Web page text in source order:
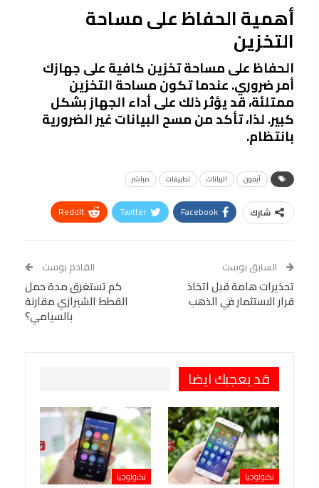
أهمية الحفاظ على مساحة
التخزين
الحفاظ على مساحة تخزين كافية على جهازك
أمر ضروري. عندما تكون مساحة التخزين
ممتلئة، قد يؤثر ذلك على أداء الجهاز بشكل
كبير. لذا، تأكد من مسح البيانات غير الضرورية
بانتظام.
آيفون البيانات تطبيقات مباشر
شارك Facebook
Twitter
ReddIt
Tumblr
البريد الإلكتروني
VK
Digg
LINE
BlackBerry
Viber
السابق بوست
تحذيرات هامة قبل اتخاذ
قرار الاستثمار في الذهب
القادم بوست
كم تستغرق مدة حمل
القطط الشيرازي مقارنة
بالسيامي؟
قد يعجبك ايضا
تكنولوجيا تكنولوجيا